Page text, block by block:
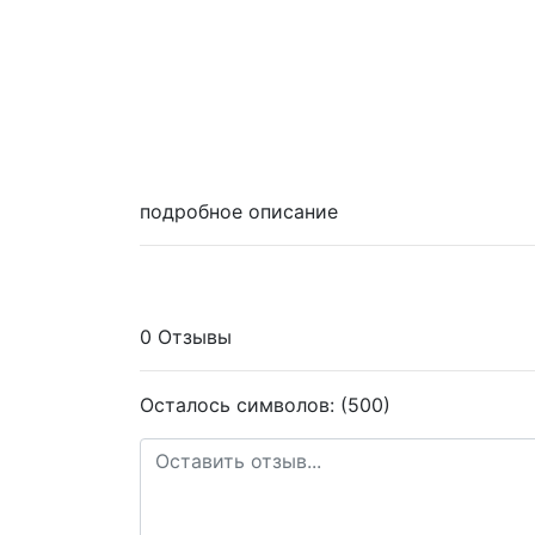
подробное описание
0 Отзывы
Осталось символов: (500)